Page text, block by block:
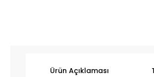
Ürün Açıklaması